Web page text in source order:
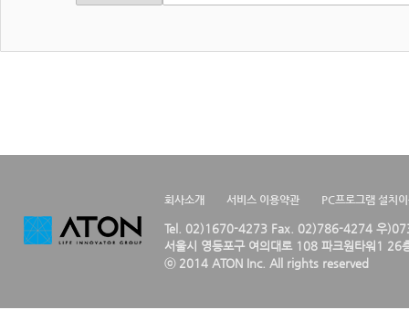
회사소개 서비스 이용약관 PC프로그램 설치
Tel. 02)1670-4273 Fax. 02)786-4274 우
서울시 영등포구 여의대로 108 파크원타워1 26
ⓒ 2014 ATON Inc. All rights reserved